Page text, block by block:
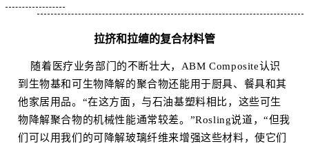
拉挤和拉缠的复合材料管
随着医疗业务部门的不断壮大，ABM Composite认识
到生物基和可生物降解的聚合物还能用于厨具、餐具和其
他家居用品。“在这方面，与石油基塑料相比，这些可生
物降解聚合物的机械性能通常较差。”Rosling说道，“但我
们可以用我们的可降解玻璃纤维来增强这些材料，使它们